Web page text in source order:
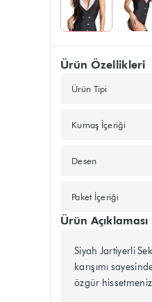
Ürün Özellikleri
Ürün Tipi
Kumaş İçeriği
Desen
Paket İçeriği
Ürün Açıklaması
Siyah Jartiyerli
karışımı
özgür